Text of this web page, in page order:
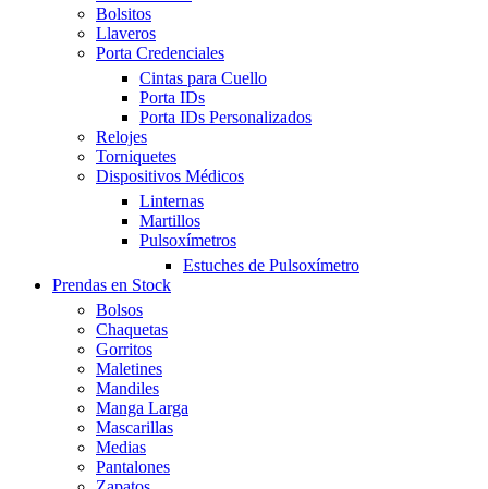
Bolsitos
Llaveros
Porta Credenciales
Cintas para Cuello
Porta IDs
Porta IDs Personalizados
Relojes
Torniquetes
Dispositivos Médicos
Linternas
Martillos
Pulsoxímetros
Estuches de Pulsoxímetro
Prendas en Stock
Bolsos
Chaquetas
Gorritos
Maletines
Mandiles
Manga Larga
Mascarillas
Medias
Pantalones